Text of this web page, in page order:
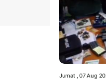
Jumat , 07 Aug